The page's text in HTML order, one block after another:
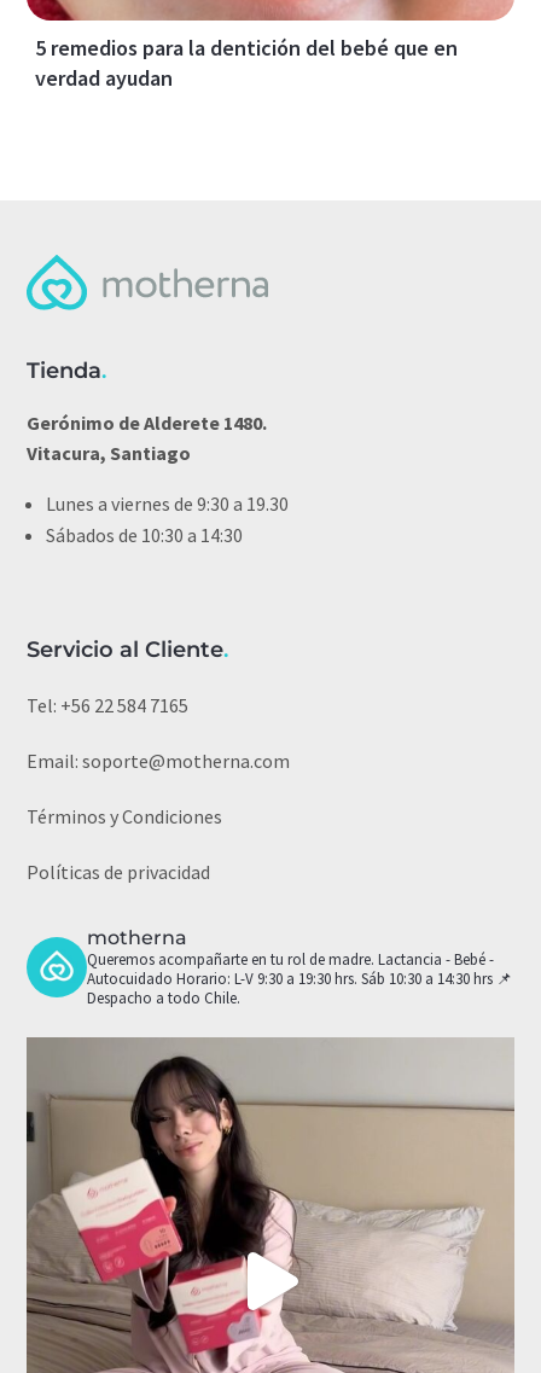
5 remedios para la dentición del bebé que en
verdad ayudan
Tienda.
Gerónimo de Alderete 1480.
Vitacura, Santiago
Lunes a viernes de 9:30 a 19.30
Sábados de 10:30 a 14:30
Servicio al Cliente.
Tel: +56 22 584 7165
Email:soporte@motherna.com
Términos y Condiciones
Políticas de privacidad
motherna
Queremos acompañarte en tu rol de madre. Lactancia - Bebé -
Autocuidado Horario: L-V 9:30 a 19:30 hrs. Sáb 10:30 a 14:30 hrs 📌
Despacho a todo Chile.